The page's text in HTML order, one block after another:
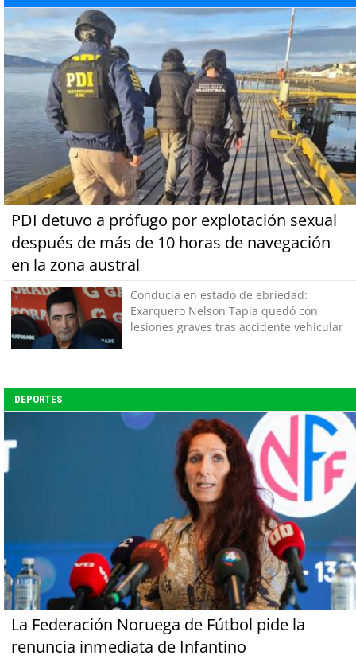
PDI detuvo a prófugo por explotación sexual
después de más de 10 horas de navegación
en la zona austral
Conducía en estado de ebriedad:
Exarquero Nelson Tapia quedó con
lesiones graves tras accidente vehicular
DEPORTES
La Federación Noruega de Fútbol pide la
renuncia inmediata de Infantino